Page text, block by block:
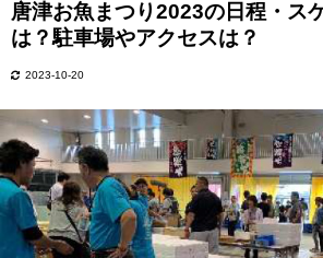
唐津お魚まつり2023の日程・ス
は？駐車場やアクセスは？
2023-10-20